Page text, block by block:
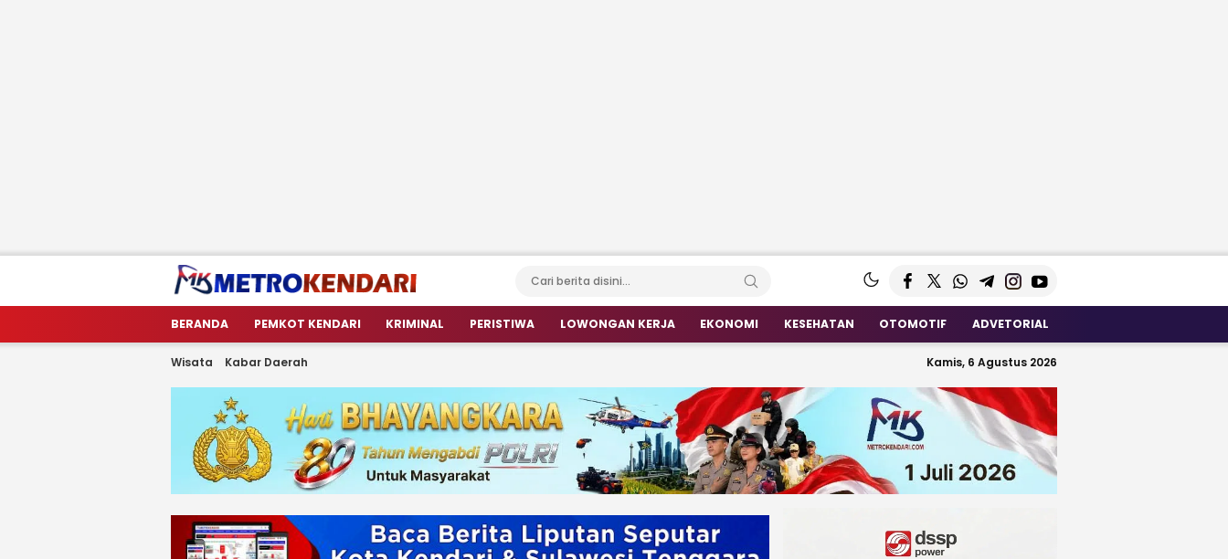
metrokendari
Berita Terkini Sulawesi Tenggara
BERANDA PEMKOT KENDARI KRIMINAL PERISTIWA LOWONGAN KERJA EKONOMI KESEHATAN OTOMOTIF ADVETORIAL
Wisata Kabar Daerah Kamis, 6 Agustus 2026